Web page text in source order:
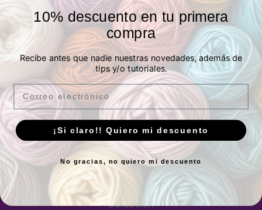
Siguiendo el hilo
Tienda de telas y lanas en Madrid
Tienda autorizada Katia
Tienda física
P.º de los Artilleros, 21 Posterior, Local 1,
Vicálvaro, 28032 Madrid, España -
ubicación
10% descuento en tu primera
compra
Recibe antes que nadie nuestras novedades, además de
tips y/o tutoriales.
Email
¡Si claro!! Quiero mi descuento
No gracias, no quiero mi descuento